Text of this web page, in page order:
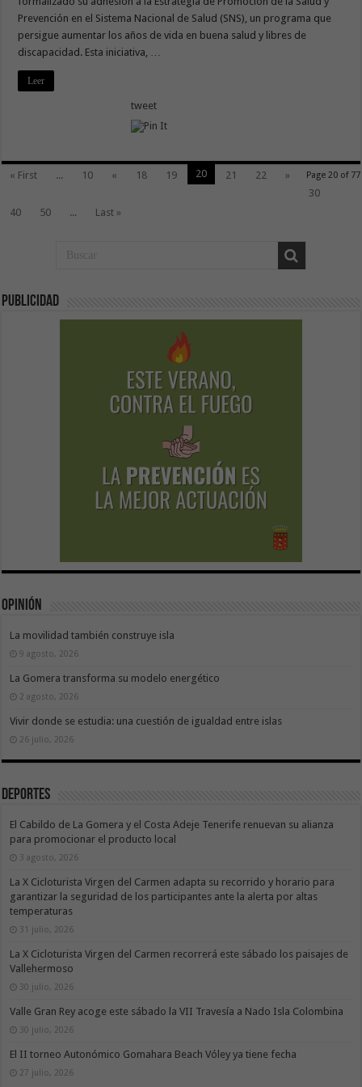
Prevención en el Sistema Nacional de Salud (SNS), un programa que
persigue aumentar los años de vida en buena salud y libres de
discapacidad. Esta iniciativa, …
Leer
tweet
Page 20 of 77
« First ... 10 « 18 19 20 21 22
»
30
40
50 ... Last »
Publicidad
Opinión
La movilidad también construye isla
9 agosto, 2026
La Gomera transforma su modelo energético
2 agosto, 2026
Vivir donde se estudia: una cuestión de igualdad entre islas
26 julio, 2026
Deportes
El Cabildo de La Gomera y el Costa Adeje Tenerife renuevan su alianza
para promocionar el producto local
3 agosto, 2026
La X Cicloturista Virgen del Carmen adapta su recorrido y horario para
garantizar la seguridad de los participantes ante la alerta por altas
temperaturas
31 julio, 2026
La X Cicloturista Virgen del Carmen recorrerá este sábado los paisajes de
Vallehermoso
30 julio, 2026
Valle Gran Rey acoge este sábado la VII Travesía a Nado Isla Colombina
30 julio, 2026
El II torneo Autonómico Gomahara Beach Vóley ya tiene fecha
27 julio, 2026